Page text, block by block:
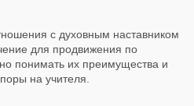
с духовным наставником
для продвижения по
понимать их преимущества и
на учителя.